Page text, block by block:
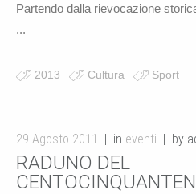
Partendo dalla rievocazione
...
2013 Cultura Sport
29 Agosto 2011 in eventi by
RADUNO DEL